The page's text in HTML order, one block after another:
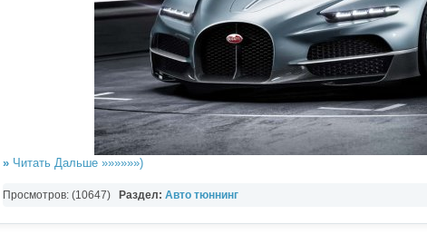
»Читать Дальше »»»»»»)
Просмотров: (10647) Раздел: Авто тюннинг